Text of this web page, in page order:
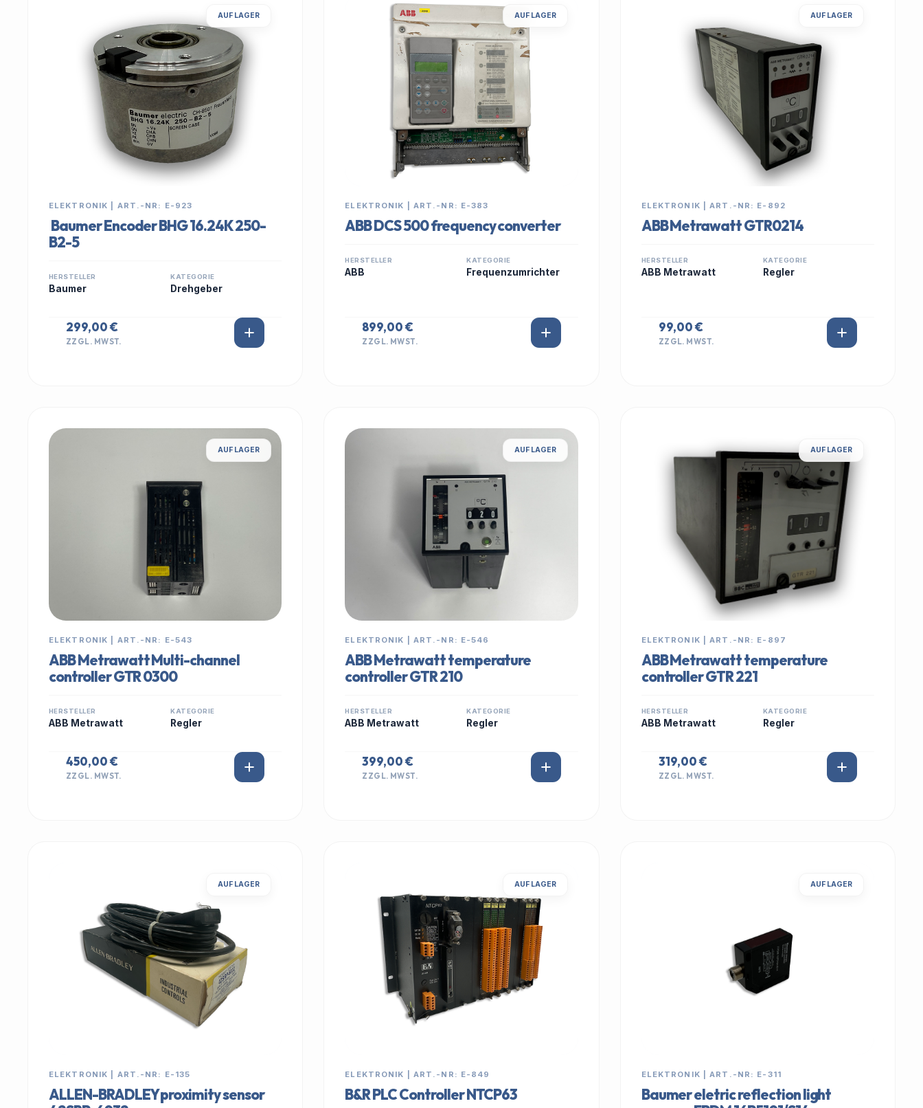
AUF LAGER
ELEKTRONIK | ART.-NR: E-923
Baumer Encoder BHG 16.24K 250-
B2-5
HERSTELLER
Baumer
KATEGORIE
Drehgeber
299,00 €
ZZGL. MWST.
AUF LAGER
ELEKTRONIK | ART.-NR: E-383
ABB DCS 500 frequency converter
HERSTELLER
ABB
KATEGORIE
Frequenzumrichter
899,00 €
ZZGL. MWST.
AUF LAGER
ELEKTRONIK | ART.-NR: E-892
ABB Metrawatt GTR0214
HERSTELLER
ABB Metrawatt
KATEGORIE
Regler
99,00 €
ZZGL. MWST.
AUF LAGER
ELEKTRONIK | ART.-NR: E-543
ABB Metrawatt Multi-channel
controller GTR 0300
HERSTELLER
ABB Metrawatt
KATEGORIE
Regler
450,00 €
ZZGL. MWST.
AUF LAGER
ELEKTRONIK | ART.-NR: E-546
ABB Metrawatt temperature
controller GTR 210
HERSTELLER
ABB Metrawatt
KATEGORIE
Regler
399,00 €
ZZGL. MWST.
AUF LAGER
ELEKTRONIK | ART.-NR: E-897
ABB Metrawatt temperature
controller GTR 221
HERSTELLER
ABB Metrawatt
KATEGORIE
Regler
319,00 €
ZZGL. MWST.
AUF LAGER
ELEKTRONIK | ART.-NR: E-135
ALLEN-BRADLEY proximity sensor
AUF LAGER
ELEKTRONIK | ART.-NR: E-849
B&R PLC Controller NTCP63
AUF LAGER
ELEKTRONIK | ART.-NR: E-311
Baumer eletric reflection light